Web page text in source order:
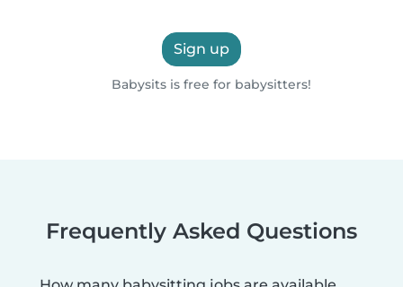
Sign up
Babysits is free for babysitters!
Frequently Asked Questions